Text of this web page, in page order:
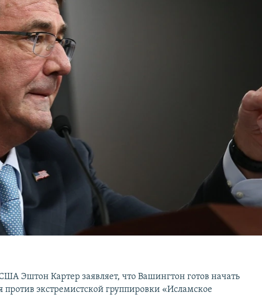
Эштон Картер заявляет, что Вашингтон готов начать
экстремистской группировки «Исламское